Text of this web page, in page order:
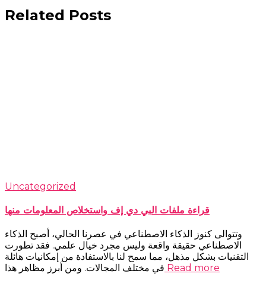
Related Posts
Uncategorized
قراءة ملفات البي دي إف واستخلاص المعلومات منها
وتتوالى كنوز الذكاء الاصطناعي في عصرنا الحالي، أصبح الذكاء
الاصطناعي حقيقة واقعة وليس مجرد خيال علمي. فقد تطورت
التقنيات بشكل مذهل، مما سمح لنا بالاستفادة من إمكانيات هائلة
في مختلف المجالات. ومن أبرز مظاهر هذا Read more